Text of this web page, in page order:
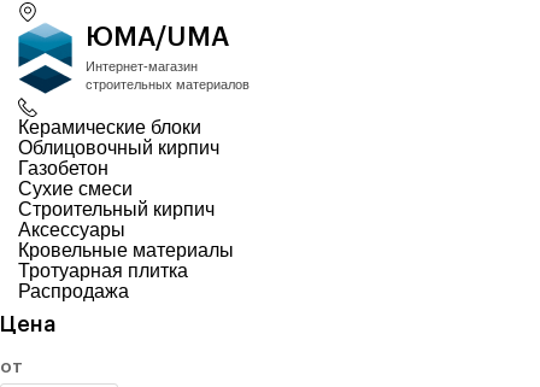
ЮМА/UMA
Интернет-магазин
строительных материалов
Керамические блоки
Облицовочный кирпич
Газобетон
Сухие смеси
Строительный кирпич
Аксессуары
Кровельные материалы
Тротуарная плитка
Распродажа
Цена
от